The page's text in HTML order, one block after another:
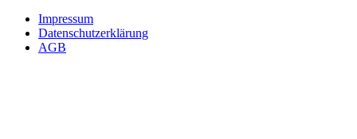
Impressum
Datenschutzerklärung
AGB